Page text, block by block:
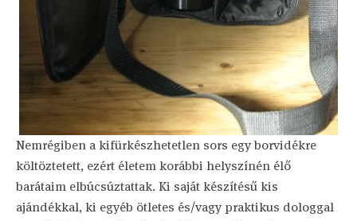
Nemrégiben a kifürkészhetetlen sors egy borvidékre
költöztetett, ezért életem korábbi helyszínén élő
barátaim elbúcsúztattak. Ki saját készítésű kis
ajándékkal, ki egyéb ötletes és/vagy praktikus dologgal